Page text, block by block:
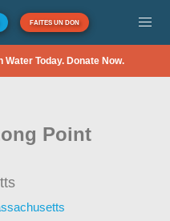
FAITES UN DON
Today. Donate Now.
Point